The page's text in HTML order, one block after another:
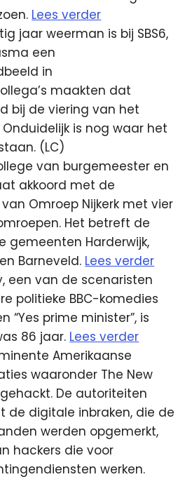
Lees verder
jaar weerman is bij SBS6,
een
in
maakten dat
bij de viering van het
is nog waar het
(LC)
van burgemeester en
akkoord met de
Omroep Nijkerk met vier
Het betreft de
gemeenten Harderwijk,
Barneveld. Lees verder
een van de scenaristen
politieke BBC-komedies
“Yes prime minister”, is
86 jaar. Lees verder
Amerikaanse
waaronder The New
De autoriteiten
de digitale inbraken, die de
werden opgemerkt,
hackers die voor
werken.